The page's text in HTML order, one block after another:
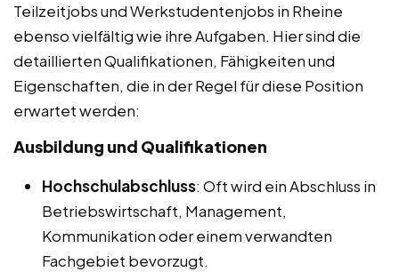
Teilzeitjobs und Werkstudentenjobs in Rheine
ebenso vielfältig wie ihre Aufgaben. Hier sind die
detaillierten Qualifikationen, Fähigkeiten und
Eigenschaften, die in der Regel für diese Position
erwartet werden:
Ausbildung und Qualifikationen
Hochschulabschluss: Oft wird ein Abschluss in
Betriebswirtschaft, Management,
Kommunikation oder einem verwandten
Fachgebiet bevorzugt.